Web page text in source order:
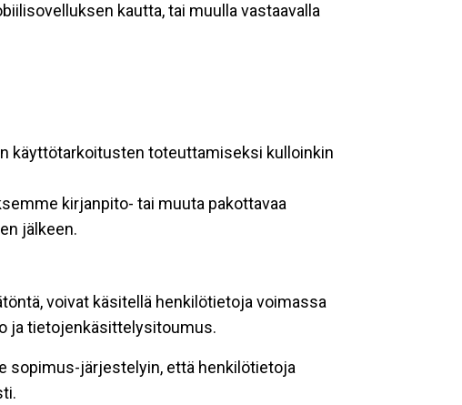
kautta, tai muulla vastaavalla
käyttötarkoitusten toteuttamiseksi kulloinkin
kirjanpito- tai muuta pakottavaa
jälkeen.
voivat käsitellä henkilötietoja voimassa
ja tietojenkäsittelysitoumus.
sopimus-järjestelyin, että henkilötietoja